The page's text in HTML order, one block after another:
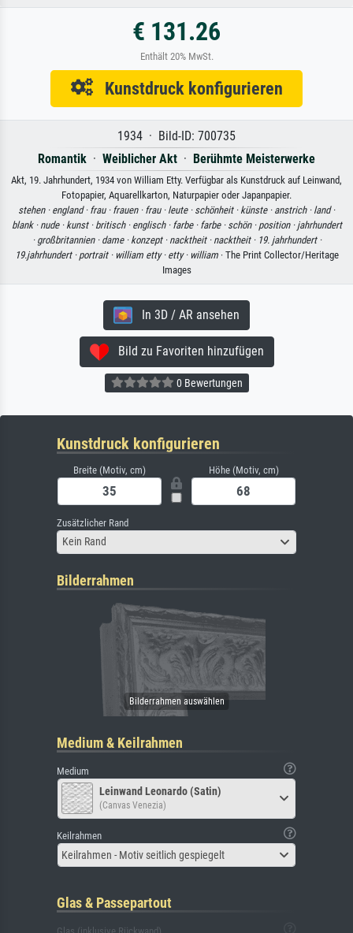
€ 131.26
Enthält 20% MwSt.
Kunstdruck konfigurieren
1934 · Bild-ID: 700735
Romantik · Weiblicher Akt · Berühmte Meisterwerke
Akt, 19. Jahrhundert, 1934 von William Etty. Verfügbar als Kunstdruck auf Leinwand,
Fotopapier, Aquarellkarton, Naturpapier oder Japanpapier.
stehen · england · frau · frauen · frau · leute · schönheit · künste · anstrich · land ·
blank · nude · kunst · britisch · englisch · farbe · farbe · schön · position · jahrhundert
· großbritannien · dame · konzept · nacktheit · nacktheit · 19. jahrhundert ·
19.jahrhundert · portrait · william etty · etty · william· The Print Collector/Heritage
Images
In 3D / AR ansehen
Bild zu Favoriten hinzufügen
0 Bewertungen
Kunstdruck konfigurieren
Breite (Motiv, cm) Höhe (Motiv, cm)
Zusätzlicher Rand
Kein Rand
Bilderrahmen
Medium & Keilrahmen
Medium
Leinwand Leonardo (Satin)
(Canvas Venezia)
Keilrahmen
Keilrahmen - Motiv seitlich gespiegelt
Glas & Passepartout